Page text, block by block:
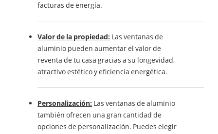
facturas de energía.
Valor de la propiedad: Las ventanas de
aluminio pueden aumentar el valor de
reventa de tu casa gracias a su longevidad,
atractivo estético y eficiencia energética.
Personalización: Las ventanas de aluminio
también ofrecen una gran cantidad de
opciones de personalización. Puedes elegir